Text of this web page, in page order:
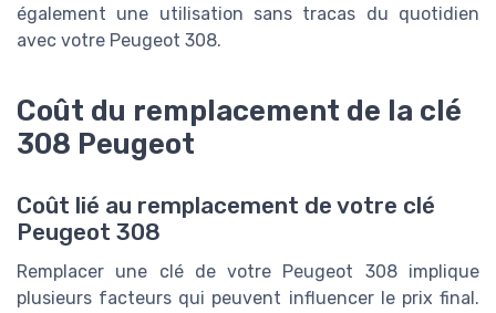
également une utilisation sans tracas du quotidien
avec votre Peugeot 308.
Coût du remplacement de la clé
308 Peugeot
Coût lié au remplacement de votre clé
Peugeot 308
Remplacer une clé de votre Peugeot 308 implique
plusieurs facteurs qui peuvent influencer le prix final.